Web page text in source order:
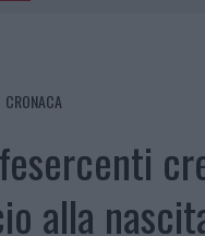
2026
|
CRONACA
alla